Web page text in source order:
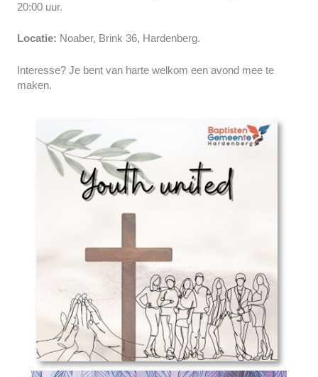
20:00 uur.
Locatie: Noaber, Brink 36, Hardenberg.
Interesse? Je bent van harte welkom een avond mee te
maken.